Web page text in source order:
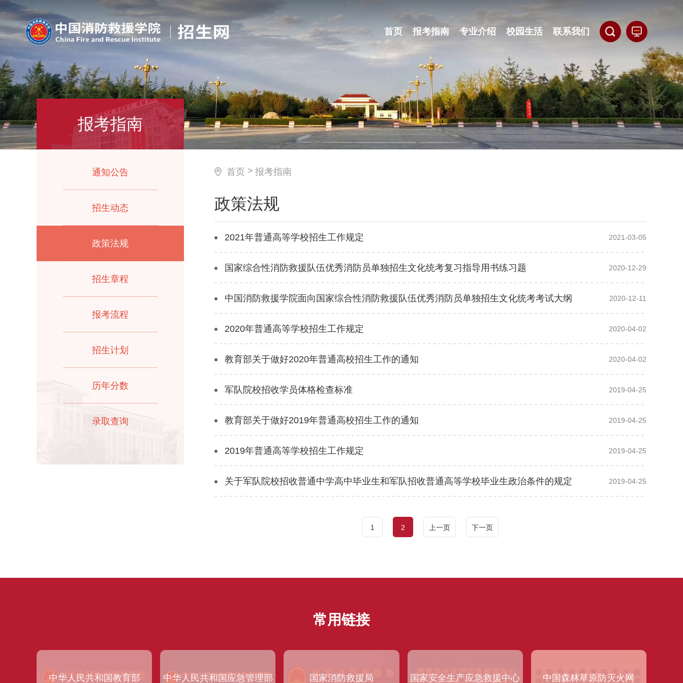
首页 报考指南 专业介绍 校园生活 联系我们
报考指南
通知公告
招生动态
政策法规
招生章程
报考流程
招生计划
历年分数
录取查询
首页 报考指南
政策法规
2021年普通高等学校招生工作规定 2021-03-05
国家综合性消防救援队伍优秀消防员单独招生文化统考复习指导用书练习题 2020-12-29
中国消防救援学院面向国家综合性消防救援队伍优秀消防员单独招生文化统考考试大纲 2020-12-11
2020年普通高等学校招生工作规定 2020-04-02
教育部关于做好2020年普通高校招生工作的通知 2020-04-02
军队院校招收学员体格检查标准 2019-04-25
教育部关于做好2019年普通高校招生工作的通知 2019-04-25
2019年普通高等学校招生工作规定 2019-04-25
关于军队院校招收普通中学高中毕业生和军队招收普通高等学校毕业生政治条件的规定 2019-04-25
1 2 上一页 下一页
常用链接
中华人民共和国教育部 中华人民共和国应急管理部 国家消防救援局 国家安全生产应急救援中心 中国森林草原防灭火网